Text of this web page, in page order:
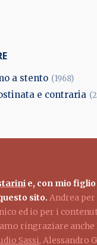
a stento (1968)
e contraria
e, con mio
sito. Andrea
ed io per i
ringraziare anche
Sassi, Alessandro